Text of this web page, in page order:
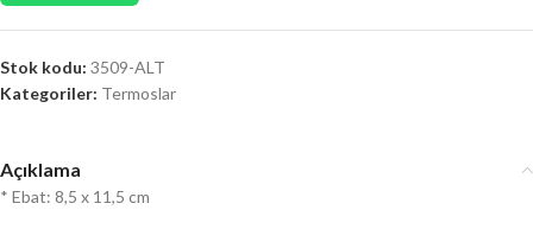
Stok kodu: 3509-ALT
Kategoriler: Termoslar
Açıklama
* Ebat: 8,5 x 11,5 cm